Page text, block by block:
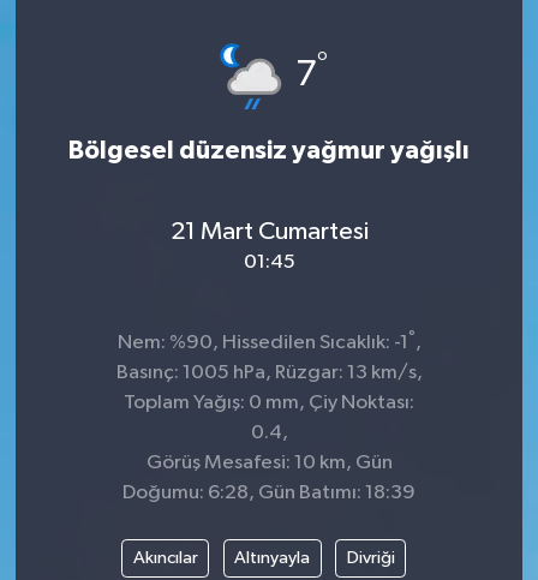
7°
Bölgesel düzensiz yağmur yağışlı
21 Mart Cumartesi
01:45
Nem: %90, Hissedilen Sıcaklık: -1 ° ,
Basınç: 1005 hPa, Rüzgar: 13 km/s,
Toplam Yağış: 0 mm, Çiy Noktası:
0.4,
Görüş Mesafesi: 10 km, Gün
Doğumu: 6:28, Gün Batımı: 18:39
Akıncılar Altınyayla Divriği
Gündem
İlim & İrfan
KURDÎ
Sağlık & Yaşam